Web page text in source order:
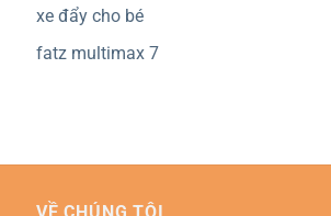
xe đẩy cho bé
fatz multimax 7